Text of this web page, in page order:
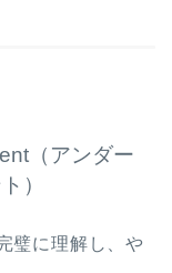
（アンダー
）
璧に理解し、や